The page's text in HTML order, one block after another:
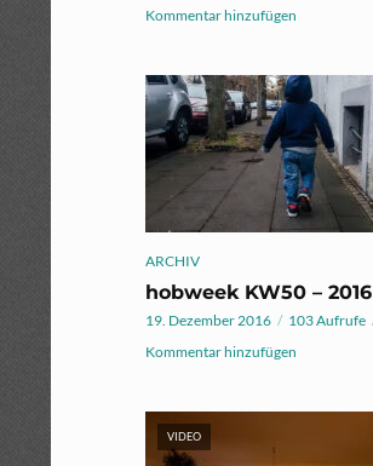
Kommentar hinzufügen
ARCHIV
hobweek KW50 – 2016
19. Dezember 2016
103 Aufrufe
Kommentar hinzufügen
VIDEO